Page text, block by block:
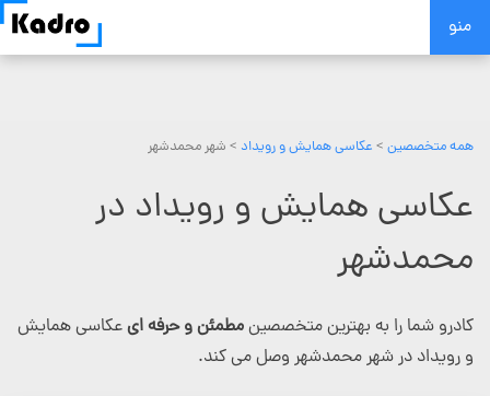
Skip
منو
همه متخصصین > عکاسی همایش و رویداد > شهر محمدشهر
عکاسی همایش و رویداد در
محمدشهر
کادرو شما را به بهترین متخصصینمطمئن و حرفه ایعکاسی همایش
و رویداد در شهر محمدشهر وصل می کند.